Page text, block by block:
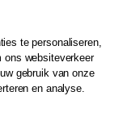
te personaliseren,
ons websiteverkeer
gebruik van onze
en analyse.